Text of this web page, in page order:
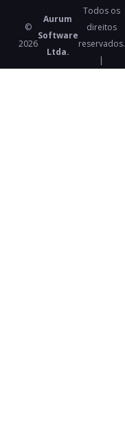
©
2026
Aurum
Software
Ltda.
Todos os
direitos
reservados.
|